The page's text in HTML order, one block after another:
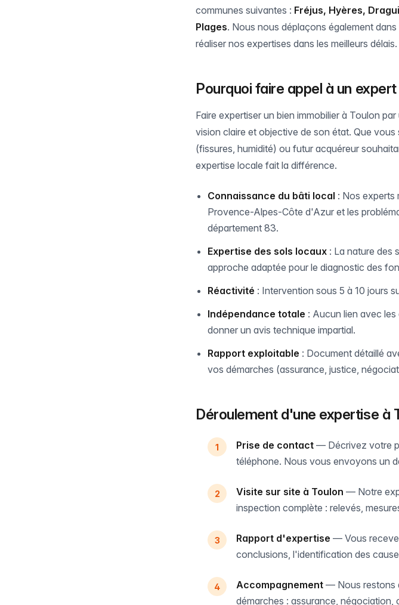
communes suivantes : Fréjus, Hyères,
Plages. Nous nous déplaçons également
réaliser nos expertises dans les meilleurs délais.
Pourquoi faire appel à un
Faire expertiser un bien immobilier à Toulon
vision claire et objective de son état. Que
(fissures, humidité) ou futur acquéreur
expertise locale fait la différence.
Connaissance du bâti local : Nos experts
Provence-Alpes-Côte d'Azur et les
département 83.
Expertise des sols locaux : La nature des
approche adaptée pour le diagnostic des
Réactivité : Intervention sous 5 à 10 jours
Indépendance totale : Aucun lien avec
donner un avis technique impartial.
Rapport exploitable : Document détaillé
vos démarches (assurance, justice,
Déroulement d'une expertise à
Prise de contact — Décrivez votre
téléphone. Nous vous envoyons un
Visite sur site à Toulon — Notre
inspection complète : relevés,
Rapport d'expertise — Vous
conclusions, l'identification des
Accompagnement — Nous restons
démarches : assurance, négociation,